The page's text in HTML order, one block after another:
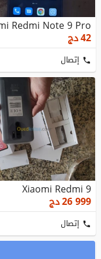
Redmi Note 9 Pro
42دج
إتصال
Xiaomi Redmi 9
26 999دج
إتصال